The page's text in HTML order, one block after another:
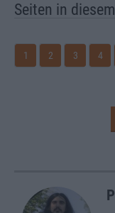
Seiten in
1 2 3 4